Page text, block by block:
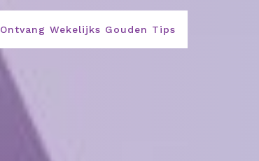
Ontvang Wekelijks Gouden Tips